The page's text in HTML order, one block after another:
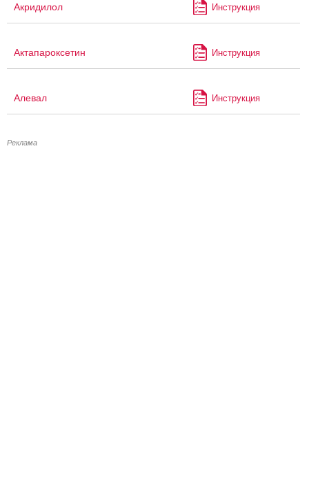
Акридилол Инструкция
Актапароксетин Инструкция
Алевал Инструкция
Реклама